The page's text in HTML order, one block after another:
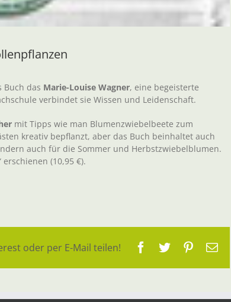
Buch das Marie-Louise Wagner, eine begeisterte
verbindet sie Wissen und Leidenschaft.
mit Tipps wie man Blumenzwiebelbeete zum
kreativ bepflanzt, aber das Buch beinhaltet auch
auch für die Sommer und Herbstzwiebelblumen.
(10,95 €).
oder per E-Mail teilen! Facebook
TwitterPinterest
E-